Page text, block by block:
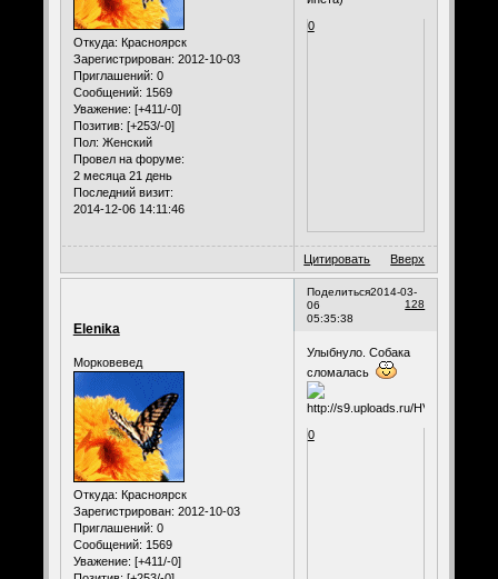
Откуда: Красноярск
Зарегистрирован: 2012-10-03
Приглашений: 0
Сообщений: 1569
Уважение: [+411/-0]
Позитив: [+253/-0]
Пол: Женский
Провел на форуме:
2 месяца 21 день
Последний визит:
2014-12-06 14:11:46
0
Цитировать Вверх
Поделиться
128
2014-03-
06
05:35:38
Elenika
Морковевед
Откуда: Красноярск
Зарегистрирован: 2012-10-03
Приглашений: 0
Сообщений: 1569
Уважение: [+411/-0]
Улыбнуло. Собака
сломалась
0